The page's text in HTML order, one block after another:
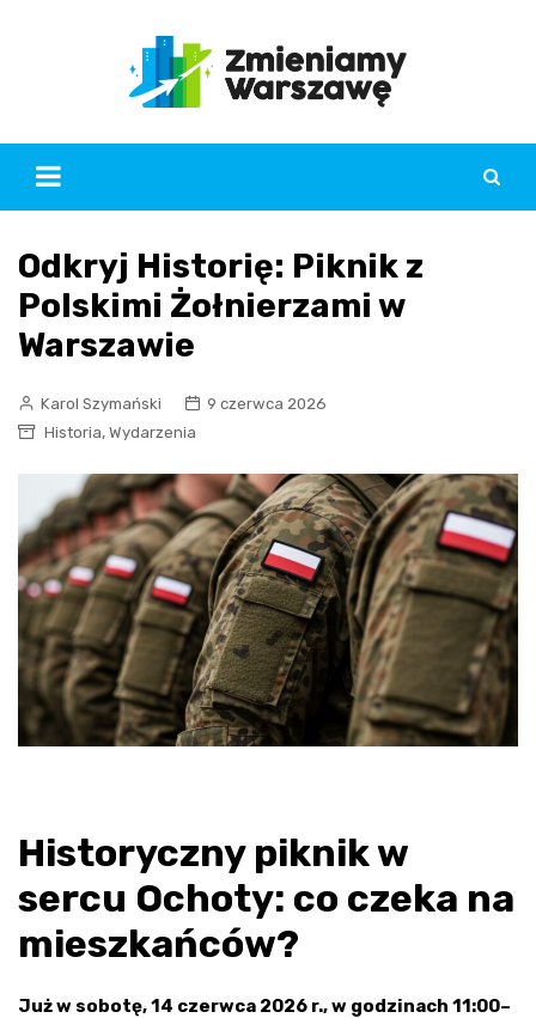
Odkryj Historię: Piknik z
Polskimi Żołnierzami w
Warszawie
Karol Szymański
9 czerwca 2026
Historia, Wydarzenia
Historyczny piknik w
sercu Ochoty: co czeka na
mieszkańców?
Już w sobotę, 14 czerwca 2026 r., w godzinach 11:00–